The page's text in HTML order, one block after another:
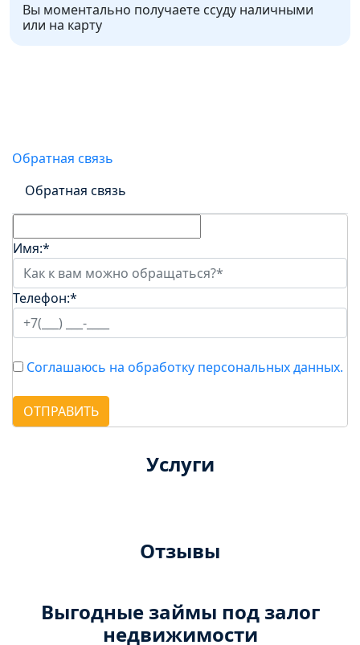
Вы моментально получаете ссуду наличными
или на карту
Обратная связь
Обратная связь
Имя:*
Телефон:*
Соглашаюсь на обработку персональных данных.
ОТПРАВИТЬ
Услуги
Отзывы
Выгодные займы под залог
недвижимости